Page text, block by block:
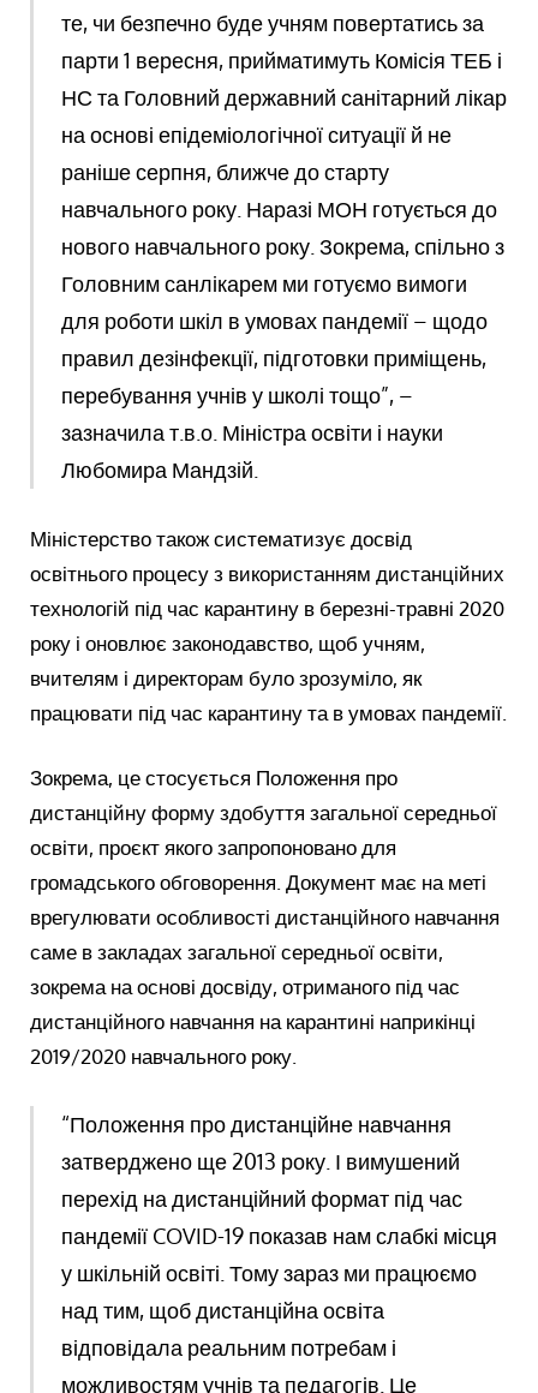
те, чи безпечно буде учням повертатись за
парти 1 вересня, прийматимуть Комісія ТЕБ і
НС та Головний державний санітарний лікар
на основі епідеміологічної ситуації й не
раніше серпня, ближче до старту
навчального року. Наразі МОН готується до
нового навчального року. Зокрема, спільно з
Головним санлікарем ми готуємо вимоги
для роботи шкіл в умовах пандемії – щодо
правил дезінфекції, підготовки приміщень,
перебування учнів у школі тощо”, –
зазначила т.в.о. Міністра освіти і науки
Любомира Мандзій.
Міністерство також систематизує досвід
освітнього процесу з використанням дистанційних
технологій під час карантину в березні-травні 2020
року і оновлює законодавство, щоб учням,
вчителям і директорам було зрозуміло, як
працювати під час карантину та в умовах пандемії.
Зокрема, це стосується Положення про
дистанційну форму здобуття загальної середньої
освіти, проєкт якого запропоновано для
громадського обговорення. Документ має на меті
врегулювати особливості дистанційного навчання
саме в закладах загальної середньої освіти,
зокрема на основі досвіду, отриманого під час
дистанційного навчання на карантині наприкінці
2019/2020 навчального року.
“Положення про дистанційне навчання
затверджено ще 2013 року. І вимушений
перехід на дистанційний формат під час
пандемії COVID-19 показав нам слабкі місця
у шкільній освіті. Тому зараз ми працюємо
над тим, щоб дистанційна освіта
відповідала реальним потребам і
можливостям учнів та педагогів. Це